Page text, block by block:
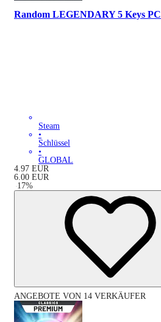
Random LEGENDARY 5 Keys PC
Steam
•
Schlüssel
•
GLOBAL
4.97 EUR
6.00 EUR
-17%
ANGEBOTE VON 14 VERKÄUFER